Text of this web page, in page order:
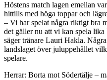
Höstens match lagen emellan
hittills med höga toppar och
– Vi har spelat några riktigt bra
det gäller nu att vi kan spela
säger tränare Lauri Hakla.
landslaget över juluppehållet
spelare.
Herrar: Borta mot Södertälje –